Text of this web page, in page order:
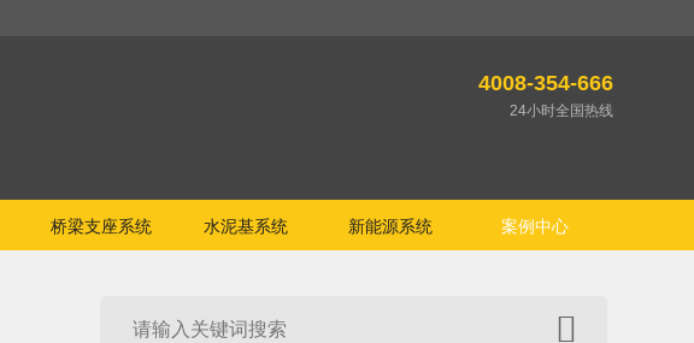
4008-354-666
24小时全国热线
桥梁支座系统 水泥基系统 新能源系统 案例中心